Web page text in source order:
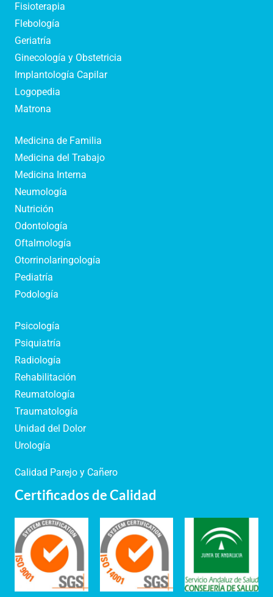
Fisioterapia
Flebología
Geriatría
Ginecología y Obstetricia
Implantología Capilar
Logopedia
Matrona
Medicina de Familia
Medicina del Trabajo
Medicina Interna
Neumología
Nutrición
Odontología
Oftalmología
Otorrinolaringología
Pediatría
Podología
Psicología
Psiquiatría
Radiología
Rehabilitación
Reumatología
Traumatología
Unidad del Dolor
Urología
Calidad Parejo y Cañero
Certificados de Calidad